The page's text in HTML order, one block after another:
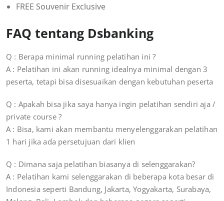
FREE Souvenir Exclusive
FAQ tentang Dsbanking
Q : Berapa minimal running pelatihan ini ?
A : Pelatihan ini akan running idealnya minimal dengan 3
peserta, tetapi bisa disesuaikan dengan kebutuhan peserta
Q : Apakah bisa jika saya hanya ingin pelatihan sendiri aja /
private course ?
A : Bisa, kami akan membantu menyelenggarakan pelatihan
1 hari jika ada persetujuan dari klien
Q : Dimana saja pelatihan biasanya di selenggarakan?
A : Pelatihan kami selenggarakan di beberapa kota besar di
Indonesia seperti Bandung, Jakarta, Yogyakarta, Surabaya,